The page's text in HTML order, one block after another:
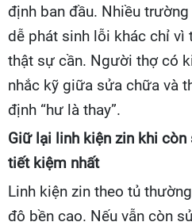
định ban đầu. Nhiều
dễ phát sinh lỗi khác chỉ vì
thật sự cần. Người thợ có
nhắc kỹ giữa sửa chữa và
định “hư là thay”.
Giữ lại linh kiện zin khi
tiết kiệm nhất
Linh kiện zin theo tủ
độ bền cao. Nếu vẫn còn